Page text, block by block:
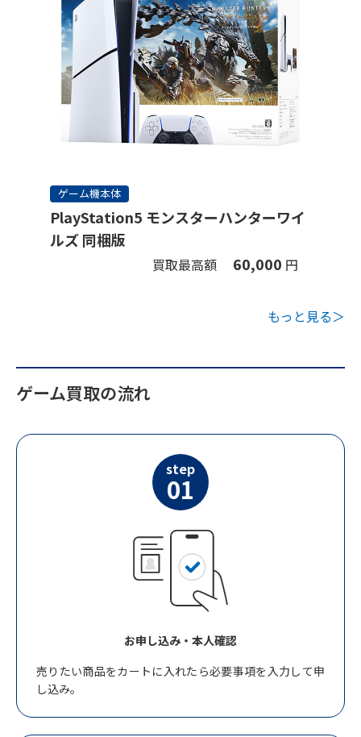
ゲーム機本体
PlayStation5 モンスターハンターワイ
ルズ 同梱版
買取最高額 60,000 円
もっと見る＞
ゲーム買取の流れ
step
01
お申し込み・本人確認
売りたい商品をカートに入れたら必要事項を入力して申
し込み。